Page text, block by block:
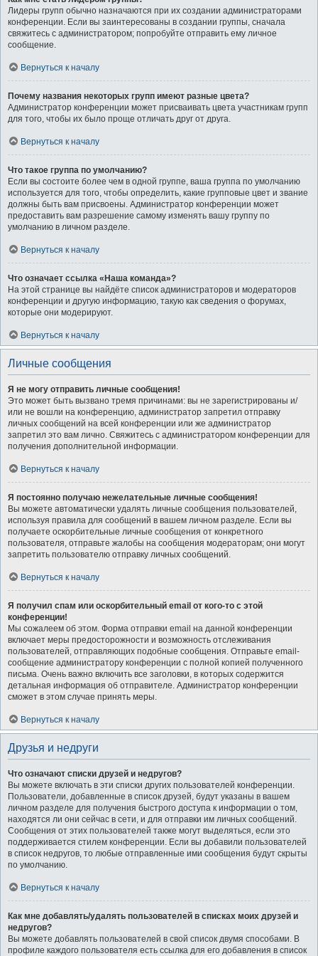
Лидеры групп обычно назначаются при их создании администраторами
конференции. Если вы заинтересованы в создании группы, сначала
свяжитесь с администратором; попробуйте отправить ему личное
сообщение.
Вернуться к началу
Почему названия некоторых групп имеют разные цвета?
Администратор конференции может присваивать цвета участникам групп
для того, чтобы их было проще отличать друг от друга.
Вернуться к началу
Что такое группа по умолчанию?
Если вы состоите более чем в одной группе, ваша группа по умолчанию
используется для того, чтобы определить, какие групповые цвет и звание
должны быть вам присвоены. Администратор конференции может
предоставить вам разрешение самому изменять вашу группу по
умолчанию в личном разделе.
Вернуться к началу
Что означает ссылка «Наша команда»?
На этой странице вы найдёте список администраторов и модераторов
конференции и другую информацию, такую как сведения о форумах,
которые они модерируют.
Вернуться к началу
Личные сообщения
Я не могу отправить личные сообщения!
Это может быть вызвано тремя причинами: вы не зарегистрированы и/
или не вошли на конференцию, администратор запретил отправку
личных сообщений на всей конференции или же администратор
запретил это вам лично. Свяжитесь с администратором конференции для
получения дополнительной информации.
Вернуться к началу
Я постоянно получаю нежелательные личные сообщения!
Вы можете автоматически удалять личные сообщения пользователей,
используя правила для сообщений в вашем личном разделе. Если вы
получаете оскорбительные личные сообщения от конкретного
пользователя, отправьте жалобы на сообщения модераторам; они могут
запретить пользователю отправку личных сообщений.
Вернуться к началу
Я получил спам или оскорбительный email от кого-то с этой
конференции!
Мы сожалеем об этом. Форма отправки email на данной конференции
включает меры предосторожности и возможность отслеживания
пользователей, отправляющих подобные сообщения. Отправьте email-
сообщение администратору конференции с полной копией полученного
письма. Очень важно включить все заголовки, в которых содержится
детальная информация об отправителе. Администратор конференции
сможет в этом случае принять меры.
Вернуться к началу
Друзья и недруги
Что означают списки друзей и недругов?
Вы можете включать в эти списки других пользователей конференции.
Пользователи, добавленные в список друзей, будут указаны в вашем
личном разделе для получения быстрого доступа к информации о том,
находятся ли они сейчас в сети, и для отправки им личных сообщений.
Сообщения от этих пользователей также могут выделяться, если это
поддерживается стилем конференции. Если вы добавили пользователей
в список недругов, то любые отправленные ими сообщения будут скрыты
по умолчанию.
Вернуться к началу
Как мне добавлять/удалять пользователей в списках моих друзей и
недругов?
Вы можете добавлять пользователей в свой список двумя способами. В
профиле каждого пользователя есть ссылка для его добавления в список